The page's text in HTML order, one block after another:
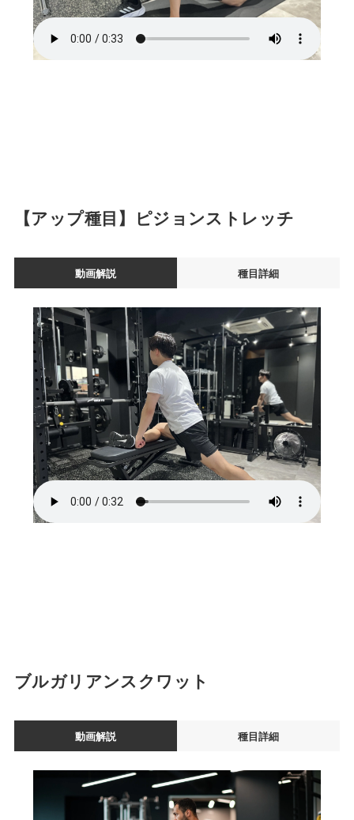
【アップ種目】ピジョンストレッチ
動画解説 種目詳細
ブルガリアンスクワット
動画解説 種目詳細